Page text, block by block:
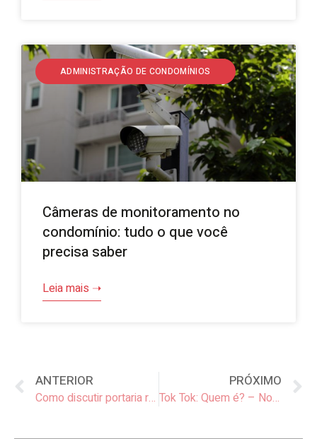
ADMINISTRAÇÃO DE CONDOMÍNIOS
Câmeras de monitoramento no
condomínio: tudo o que você
precisa saber
Leia mais ➝
ANTERIOR
Como discutir portaria remota nas assembleias
PRÓXIMO
Tok Tok: Quem é? – Novo programa do app de portaria remota da MinhaPortaria.Com